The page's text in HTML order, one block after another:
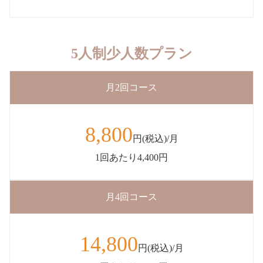
5人制少人数プラン
月2回コース
8,800円(税込)/月
1回あたり4,400円
月4回コース
14,800円(税込)/月